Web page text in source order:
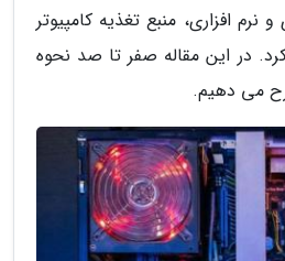
افزاری، منبع تغذیه کامپیوتر
کرد. در این مقاله صفر تا صد نحوه
می دهیم.